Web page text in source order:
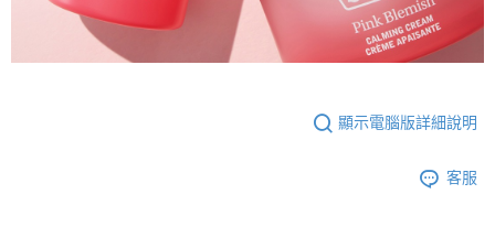
顯示電腦版詳細說明
客服